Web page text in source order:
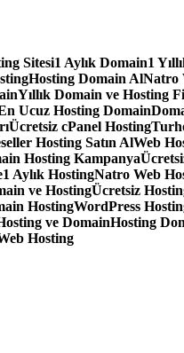
Sitesi1 Aylık Domain1
Hosting Domain AlNatro
Yıllık Domain ve Hosting
Ucuz Hosting Domain
Ücretsiz cPanel Hosting
Hosting Satın AlWeb
Hosting Kampanya
1 Aylık HostingNatro Web
ve HostingÜcretsiz
HostingWordPress
ve DomainHosting
Hosting